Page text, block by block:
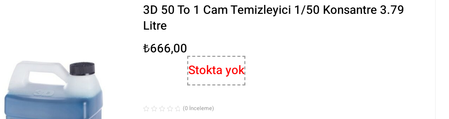
3D 50 To 1 Cam Temizleyici 1/50 Konsantre 3.79
Litre
₺666,00
Stokta yok
(0 İnceleme)